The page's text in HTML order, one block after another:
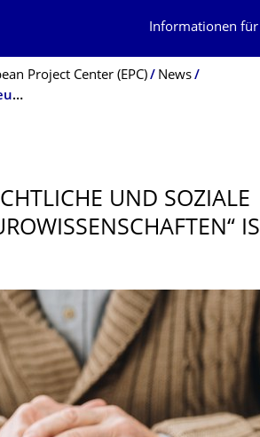
Informationen für
Project Center (EPC)
News
Call für "Ethische, rechtliche und soziale Aspekte (ELSA) der Neurowissenschaften“ ist veröffentlicht!
UND SOZIALE
IS